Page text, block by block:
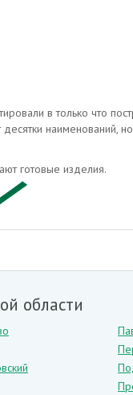
в только что
наименований,
готовые изделия.
заполняется
достоинства
области